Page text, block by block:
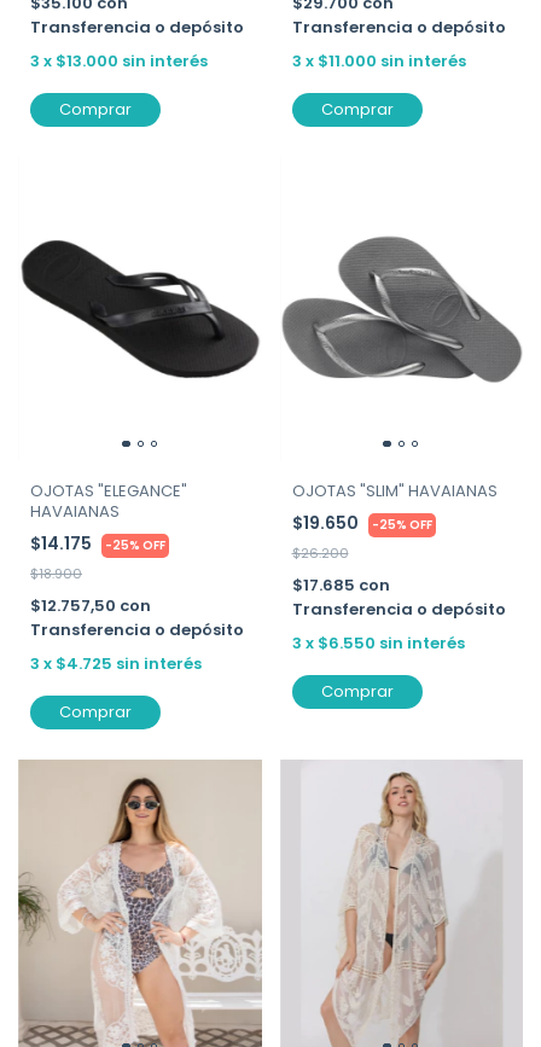
Transferencia o depósito
3 x $13.000 sin interés
Comprar
Transferencia o depósito
3 x $11.000 sin interés
Comprar
OJOTAS "ELEGANCE"
HAVAIANAS
$14.175 -25% OFF
$18.900
$12.757,50 con
Transferencia o depósito
3 x $4.725 sin interés
Comprar
OJOTAS "SLIM" HAVAIANAS
$19.650 -25% OFF
$26.200
$17.685 con
Transferencia o depósito
3 x $6.550 sin interés
Comprar